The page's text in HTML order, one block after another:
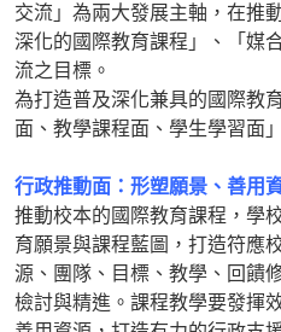
交流」為兩大發展主軸，在推
深化的國際教育課程」、「媒
流之目標。
為打造普及深化兼具的國際教
面、教學課程面、學生學習面
行政推動面：形塑願景、善用
推動校本的國際教育課程，學
育願景與課程藍圖，打造符應
源、團隊、目標、教學、回饋
檢討與精進。課程教學要發揮